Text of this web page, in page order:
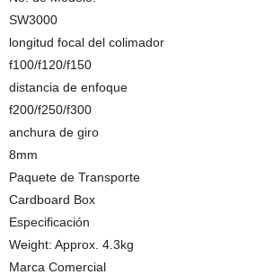
SW3000
longitud focal del colimador
f100/f120/f150
distancia de enfoque
f200/f250/f300
anchura de giro
8mm
Paquete de Transporte
Cardboard Box
Especificación
Weight: Approx. 4.3kg
Marca Comercial